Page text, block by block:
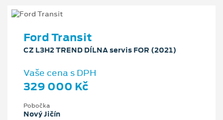
Ford Transit
CZ L3H2 TREND DÍLNA servis FOR (2021)
Vaše cena s DPH
329 000 Kč
Pobočka
Nový Jičín